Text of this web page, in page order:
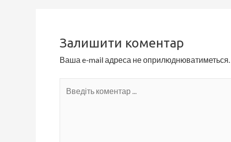
Залишити коментар
Ваша e-mail адреса не оприлюднюватиметься.
коментар